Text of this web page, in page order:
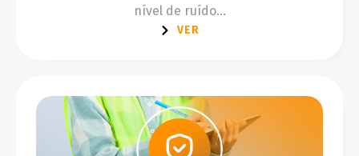
nível de ruído...
VER